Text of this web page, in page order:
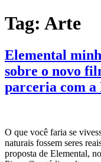
Tag: Arte
Elemental
sobre o novo
parceria com a
O que você faria se
naturais fossem seres
proposta de Elemental,